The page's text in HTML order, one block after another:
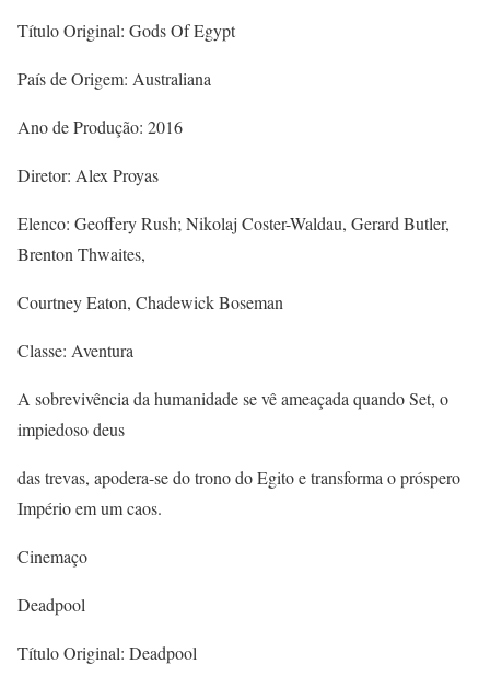
Título Original: Gods Of Egypt
País de Origem: Australiana
Ano de Produção: 2016
Diretor: Alex Proyas
Elenco: Geoffery Rush; Nikolaj Coster-Waldau, Gerard Butler,
Brenton Thwaites,
Courtney Eaton, Chadewick Boseman
Classe: Aventura
A sobrevivência da humanidade se vê ameaçada quando Set, o
impiedoso deus
das trevas, apodera-se do trono do Egito e transforma o próspero
Império em um caos.
Cinemaço
Deadpool
Título Original: Deadpool